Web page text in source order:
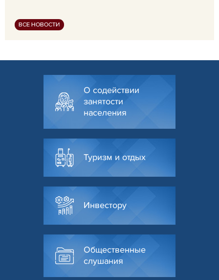
ВСЕ НОВОСТИ
О содействии
занятости
населения
Туризм и отдых
Инвестору
Общественные
слушания